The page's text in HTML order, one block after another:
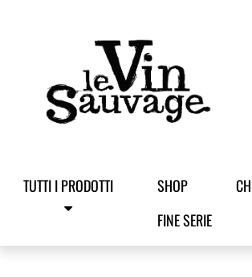
TUTTI I PRODOTTI SHOP
FINE SERIE